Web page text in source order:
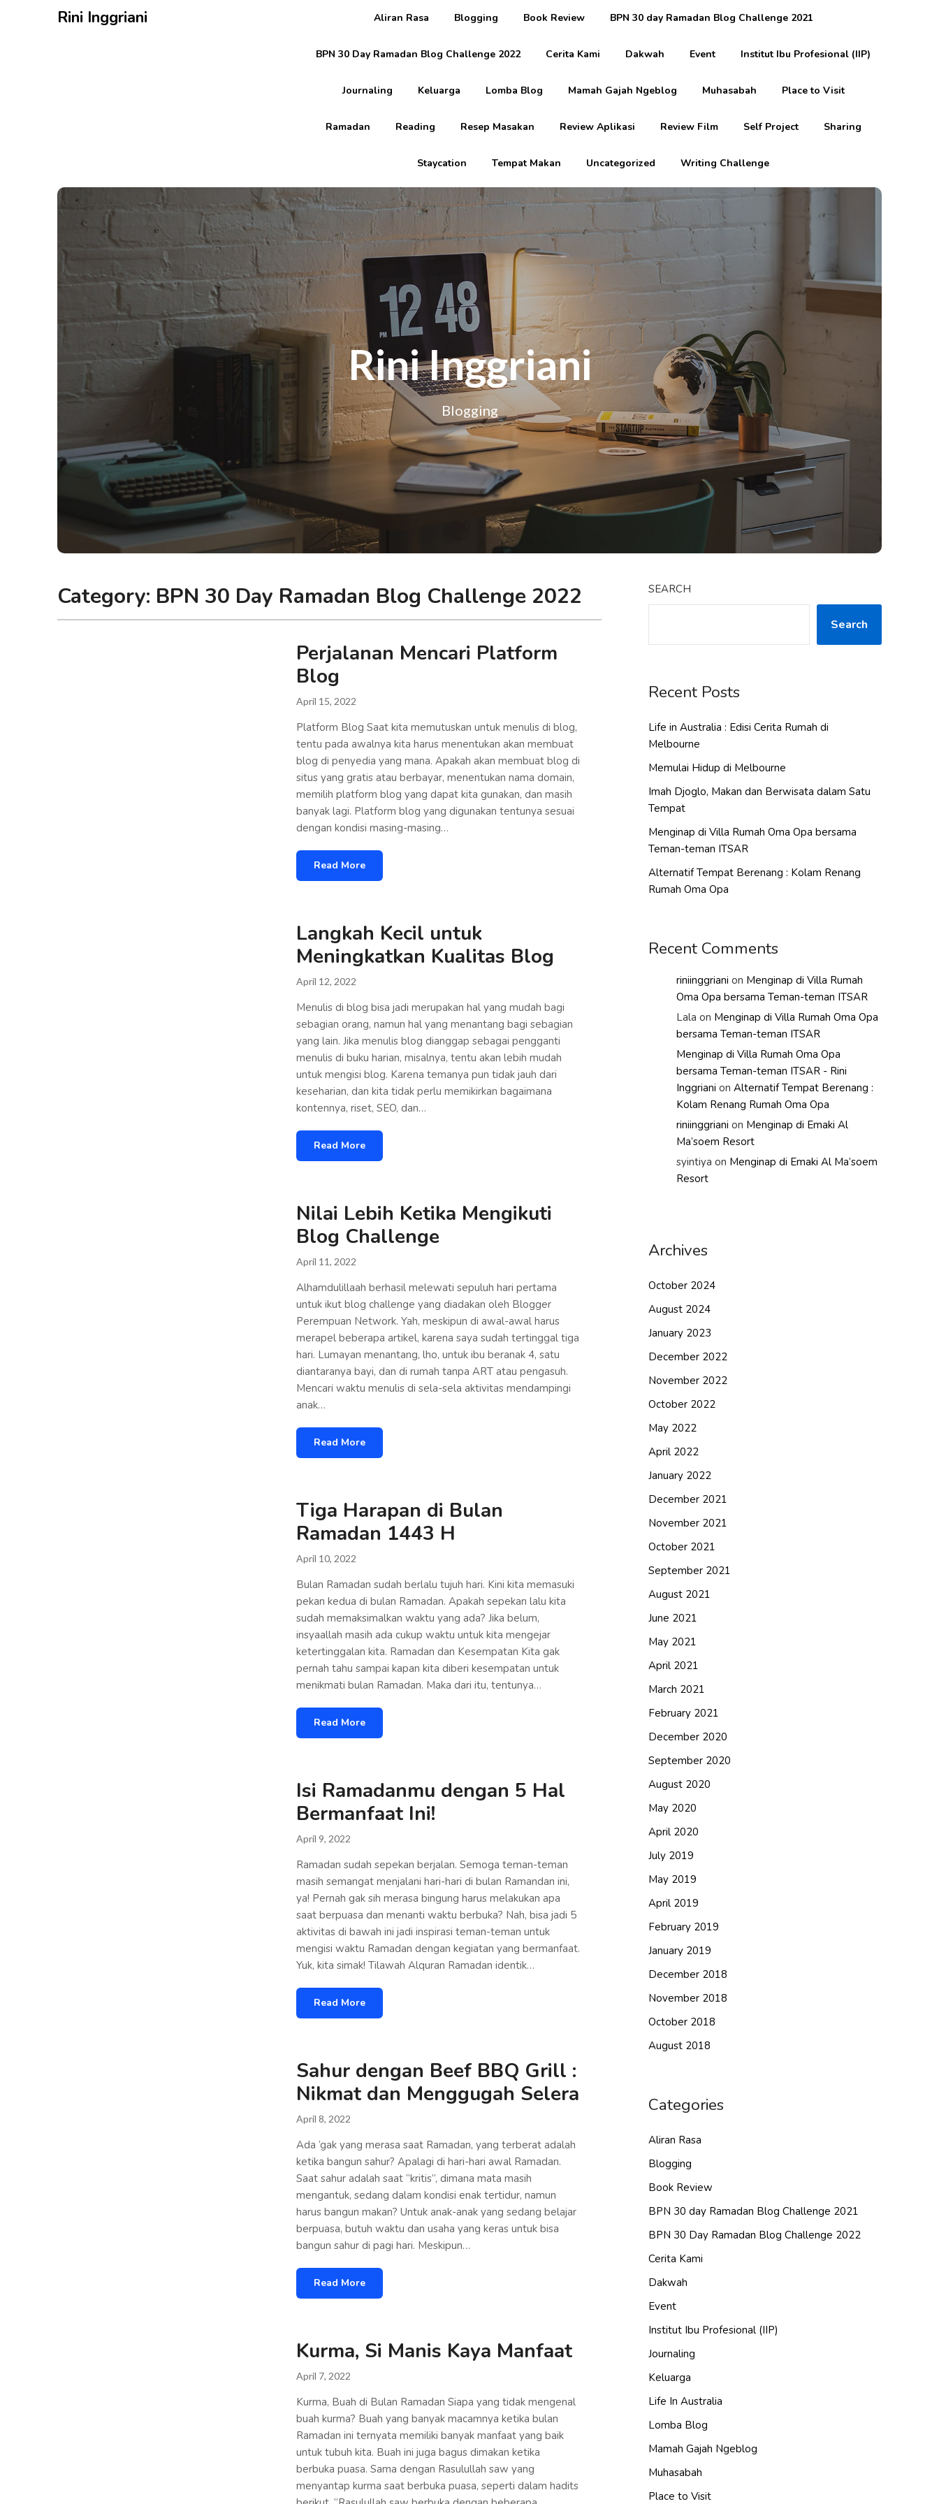
Rini Inggriani Aliran Rasa Blogging Book Review BPN 30 day Ramadan Blog Challenge 2021
BPN 30 Day Ramadan Blog Challenge 2022 Cerita Kami Dakwah Event Institut Ibu Profesional (IIP)
Journaling Keluarga Lomba Blog Mamah Gajah Ngeblog Muhasabah Place to Visit
Ramadan Reading Resep Masakan Review Aplikasi Review Film Self Project Sharing
Staycation Tempat Makan Uncategorized Writing Challenge
Rini Inggriani
Blogging
Category: BPN 30 Day Ramadan Blog Challenge 2022
Perjalanan Mencari Platform
Blog
April 15, 2022
Platform Blog Saat kita memutuskan untuk menulis di blog,
tentu pada awalnya kita harus menentukan akan membuat
blog di penyedia yang mana. Apakah akan membuat blog di
situs yang gratis atau berbayar, menentukan nama domain,
memilih platform blog yang dapat kita gunakan, dan masih
banyak lagi. Platform blog yang digunakan tentunya sesuai
dengan kondisi masing-masing…
Read More
Langkah Kecil untuk
Meningkatkan Kualitas Blog
April 12, 2022
Menulis di blog bisa jadi merupakan hal yang mudah bagi
sebagian orang, namun hal yang menantang bagi sebagian
yang lain. Jika menulis blog dianggap sebagai pengganti
menulis di buku harian, misalnya, tentu akan lebih mudah
untuk mengisi blog. Karena temanya pun tidak jauh dari
keseharian, dan kita tidak perlu memikirkan bagaimana
kontennya, riset, SEO, dan…
Read More
Nilai Lebih Ketika Mengikuti
Blog Challenge
April 11, 2022
Alhamdulillaah berhasil melewati sepuluh hari pertama
untuk ikut blog challenge yang diadakan oleh Blogger
Perempuan Network. Yah, meskipun di awal-awal harus
merapel beberapa artikel, karena saya sudah tertinggal tiga
hari. Lumayan menantang, lho, untuk ibu beranak 4, satu
diantaranya bayi, dan di rumah tanpa ART atau pengasuh.
Mencari waktu menulis di sela-sela aktivitas mendampingi
anak…
Read More
Tiga Harapan di Bulan
Ramadan 1443 H
April 10, 2022
Bulan Ramadan sudah berlalu tujuh hari. Kini kita memasuki
pekan kedua di bulan Ramadan. Apakah sepekan lalu kita
sudah memaksimalkan waktu yang ada? Jika belum,
insyaallah masih ada cukup waktu untuk kita mengejar
ketertinggalan kita. Ramadan dan Kesempatan Kita gak
pernah tahu sampai kapan kita diberi kesempatan untuk
menikmati bulan Ramadan. Maka dari itu, tentunya…
Read More
Isi Ramadanmu dengan 5 Hal
Bermanfaat Ini!
April 9, 2022
Ramadan sudah sepekan berjalan. Semoga teman-teman
masih semangat menjalani hari-hari di bulan Ramandan ini,
ya! Pernah gak sih merasa bingung harus melakukan apa
saat berpuasa dan menanti waktu berbuka? Nah, bisa jadi 5
aktivitas di bawah ini jadi inspirasi teman-teman untuk
mengisi waktu Ramadan dengan kegiatan yang bermanfaat.
Yuk, kita simak! Tilawah Alquran Ramadan identik…
Read More
Sahur dengan Beef BBQ Grill :
Nikmat dan Menggugah Selera
April 8, 2022
Ada ‘gak yang merasa saat Ramadan, yang terberat adalah
ketika bangun sahur? Apalagi di hari-hari awal Ramadan.
Saat sahur adalah saat “kritis”, dimana mata masih
mengantuk, sedang dalam kondisi enak tertidur, namun
harus bangun makan? Untuk anak-anak yang sedang belajar
berpuasa, butuh waktu dan usaha yang keras untuk bisa
bangun sahur di pagi hari. Meskipun…
Read More
Kurma, Si Manis Kaya Manfaat
April 7, 2022
Kurma, Buah di Bulan Ramadan Siapa yang tidak mengenal
buah kurma? Buah yang banyak macamnya ketika bulan
Ramadan ini ternyata memiliki banyak manfaat yang baik
untuk tubuh kita. Buah ini juga bagus dimakan ketika
berbuka puasa. Sama dengan Rasulullah saw yang
menyantap kurma saat berbuka puasa, seperti dalam hadits
SEARCH
Search
Recent Posts
Life in Australia : Edisi Cerita Rumah di
Melbourne
Memulai Hidup di Melbourne
Imah Djoglo, Makan dan Berwisata dalam Satu
Tempat
Menginap di Villa Rumah Oma Opa bersama
Teman-teman ITSAR
Alternatif Tempat Berenang : Kolam Renang
Rumah Oma Opa
Recent Comments
riniinggriani on Menginap di Villa Rumah
Oma Opa bersama Teman-teman ITSAR
Lala on Menginap di Villa Rumah Oma Opa
bersama Teman-teman ITSAR
Menginap di Villa Rumah Oma Opa
bersama Teman-teman ITSAR - Rini
Inggriani on Alternatif Tempat Berenang :
Kolam Renang Rumah Oma Opa
riniinggriani on Menginap di Emaki Al
Ma’soem Resort
syintiya on Menginap di Emaki Al Ma’soem
Resort
Archives
October 2024
August 2024
January 2023
December 2022
November 2022
October 2022
May 2022
April 2022
January 2022
December 2021
November 2021
October 2021
September 2021
August 2021
June 2021
May 2021
April 2021
March 2021
February 2021
December 2020
September 2020
August 2020
May 2020
April 2020
July 2019
May 2019
April 2019
February 2019
January 2019
December 2018
November 2018
October 2018
August 2018
Categories
Aliran Rasa
Blogging
Book Review
BPN 30 day Ramadan Blog Challenge 2021
BPN 30 Day Ramadan Blog Challenge 2022
Cerita Kami
Dakwah
Event
Institut Ibu Profesional (IIP)
Journaling
Keluarga
Life In Australia
Lomba Blog
Mamah Gajah Ngeblog
Muhasabah
Place to Visit